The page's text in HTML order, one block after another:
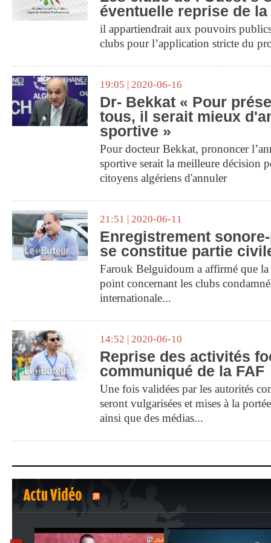
éventuelle reprise de
il appartiendrait aux pouvoirs
clubs pour l’application stricte du
19:05 | 2020-06-16
Dr- Bekkat « Pour
tous, il serait mieux
sportive »
Pour docteur Bekkat, prononcer
sportive serait la meilleure décision
citoyens algériens d'annuler
21:51 | 2020-06-11
Enregistrement
se constitue partie
Farouk Belguidoum a affirmé que la
point concernant les clubs
internationale...
14:52 | 2020-06-10
Reprise des activités
communiqué de la FAF
Une fois validées par les autorités
seront vulgarisées et mises à la
ainsi que des médias...
Actu Vidéo
1 2